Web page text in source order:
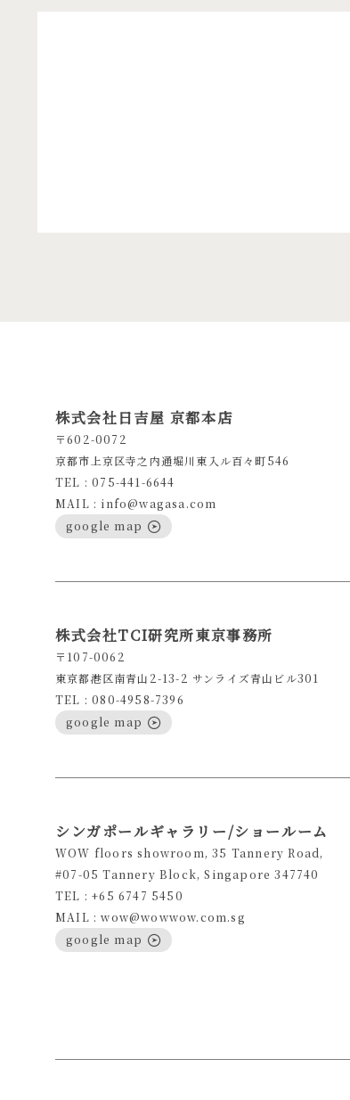
株式会社日吉屋 京都本店
〒602-0072
京都市上京区寺之内通堀川東入ル百々町546
TEL : 075-441-6644
MAIL : info@wagasa.com
google map
株式会社TCI研究所東京事務所
〒107-0062
東京都港区南青山2-13-2 サンライズ青山ビル301
TEL : 080-4958-7396
google map
シンガポールギャラリー/ショールーム
WOW floors showroom, 35 Tannery Road,
#07-05 Tannery Block, Singapore 347740
TEL : +65 6747 5450
MAIL : wow@wowwow.com.sg
google map